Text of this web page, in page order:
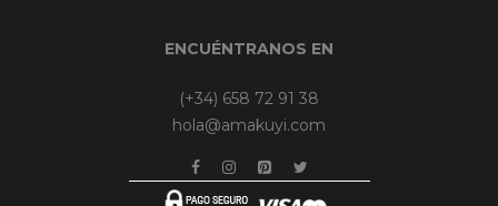
ENCUÉNTRANOS EN
(+34) 658 72 91 38
hola@amakuyi.com